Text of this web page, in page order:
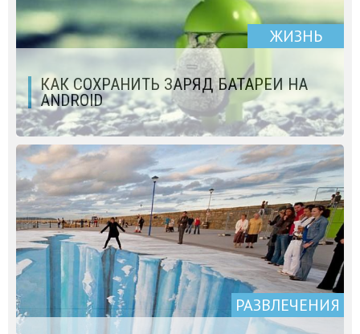
ЖИЗНЬ
КАК СОХРАНИТЬ ЗАРЯД БАТАРЕИ НА
ANDROID
РАЗВЛЕЧЕНИЯ